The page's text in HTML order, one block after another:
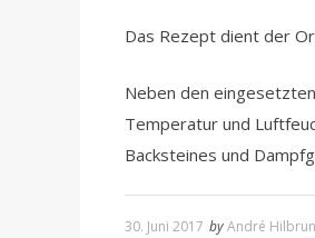
Das Rezept dient der
Neben den
Temperatur und
Backsteines und
30. Juni 2017 byAndré